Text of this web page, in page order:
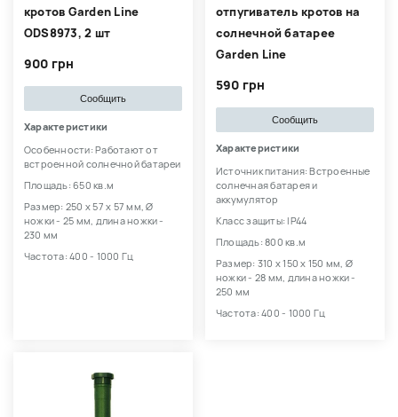
кротов Garden Line
ODS8973, 2 шт
900 грн
Сообщить
Характеристики
Особенности: Работают от
встроенной солнечной батареи
Площадь: 650 кв.м
Размер: 250 х 57 х 57 мм, Ø
ножки - 25 мм, длина ножки -
230 мм
Частота: 400 - 1000 Гц
отпугиватель кротов на
солнечной батарее
Garden Line
590 грн
Сообщить
Характеристики
Источник питания: Встроенные
солнечная батарея и
аккумулятор
Класс защиты: IP44
Площадь: 800 кв.м
Размер: 310 х 150 х 150 мм, Ø
ножки - 28 мм, длина ножки -
250 мм
Частота: 400 - 1000 Гц